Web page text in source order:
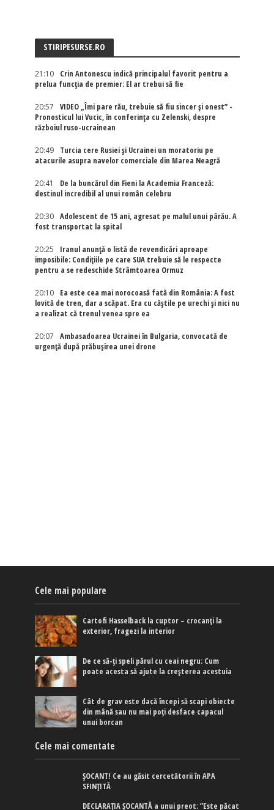
STIRIPESURSE.RO
21:10
Crin Antonescu indică principalul favorit pentru a
prelua funcția de premier: El ar trebui să fie
20:57
VIDEO „Îmi pare rău, trebuie să fiu sincer și onest” -
Pronosticul lui Vucic, în conferința cu Zelenski, despre
războiul ruso-ucrainean
20:49
Turcia cere Rusiei și Ucrainei un moratoriu pe
atacurile asupra navelor comerciale din Marea Neagră
20:41
De la buncărul din Fieni la Academia Franceză:
destinul incredibil al unui român celebru
20:30
Adolescent de 15 ani, agresat pe malul unui pârău. A
fost transportat la spital
20:25
Iranul anunță o listă de revendicări aproape
imposibile: Condițiile pe care SUA trebuie să le respecte
pentru a se redeschide Strâmtoarea Ormuz
20:10
Ea este cea mai norocoasă fată din România: A fost
lovită de tren, dar a scăpat. Era cu căștile pe urechi și nici nu
a realizat că trenul venea spre ea
20:07
Ambasadoarea Ucrainei în Bulgaria, convocată de
urgență după prăbușirea unei drone
Cele mai populare
Cartofi Hasselback la cuptor – crocanți la
exterior, fragezi la interior
De ce să-ți speli părul cu ceai negru: Cum
poate acesta să ajute la creșterea acestuia
Cât de grav este dacă începi să scapi obiecte
din mână sau nu mai poți desface capacul
unui borcan
Cele mai comentate
ȘOCANT! Ce au găsit cercetătorii în APA
SFINȚITĂ
DECLARAȚIA ȘOCANTĂ a unui preot: ”Este păcat